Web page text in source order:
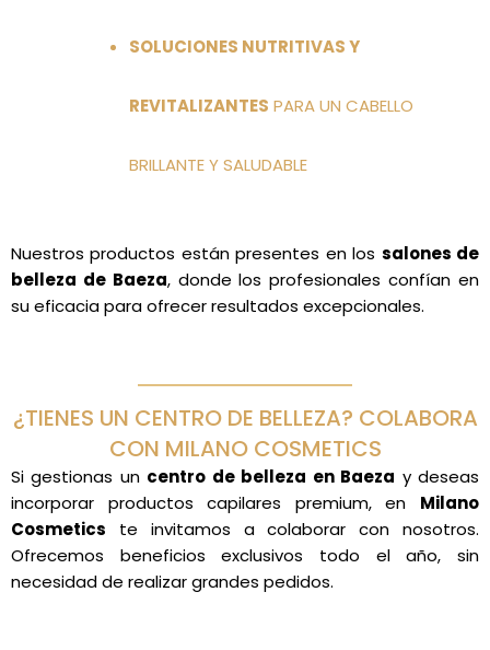
SOLUCIONES NUTRITIVAS Y
REVITALIZANTES PARA UN CABELLO
BRILLANTE Y SALUDABLE
Nuestros productos están presentes en los salones de
belleza de Baeza, donde los profesionales confían en
su eficacia para ofrecer resultados excepcionales.
¿TIENES UN CENTRO DE BELLEZA? COLABORA
CON MILANO COSMETICS
Si gestionas un centro de belleza en Baeza y deseas
incorporar productos capilares premium, en Milano
Cosmetics te invitamos a colaborar con nosotros.
Ofrecemos beneficios exclusivos todo el año, sin
necesidad de realizar grandes pedidos.